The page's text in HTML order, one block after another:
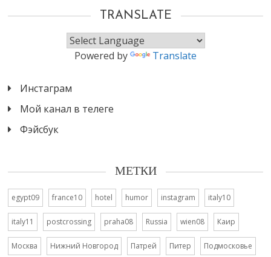
TRANSLATE
Powered by Translate
Инстаграм
Мой канал в телеге
Фэйсбук
МЕТКИ
egypt09 france10 hotel humor instagram italy10
italy11 postcrossing praha08 Russia wien08 Каир
Москва Нижний Новгород Патрей Питер Подмосковье